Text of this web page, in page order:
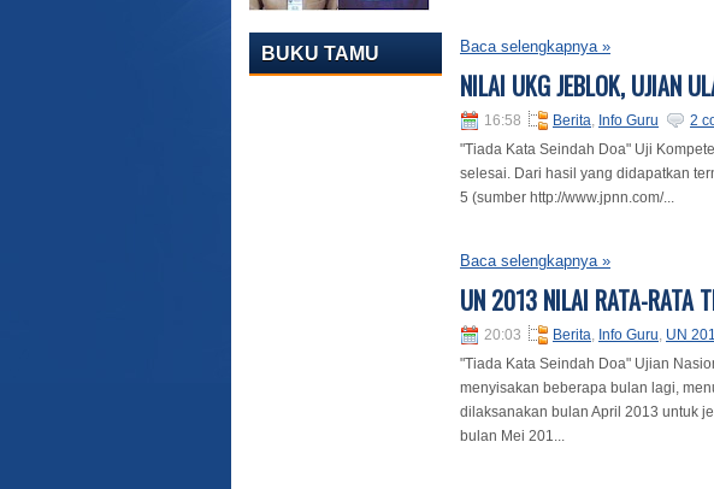
BUKU TAMU Baca selengkapnya »
NILAI UKG JEBLOK, UJIAN
16:58 Berita, Info Guru
2
"Tiada Kata Seindah Doa" Uji
selesai. Dari hasil yang didapatkan
5 (sumber http://www.jpnn.com/...
Baca selengkapnya »
UN 2013 NILAI RATA-RATA
20:03 Berita, Info Guru, UN
"Tiada Kata Seindah Doa" Ujian
menyisakan beberapa bulan lagi,
dilaksanakan bulan April 2013 untuk
bulan Mei 201...